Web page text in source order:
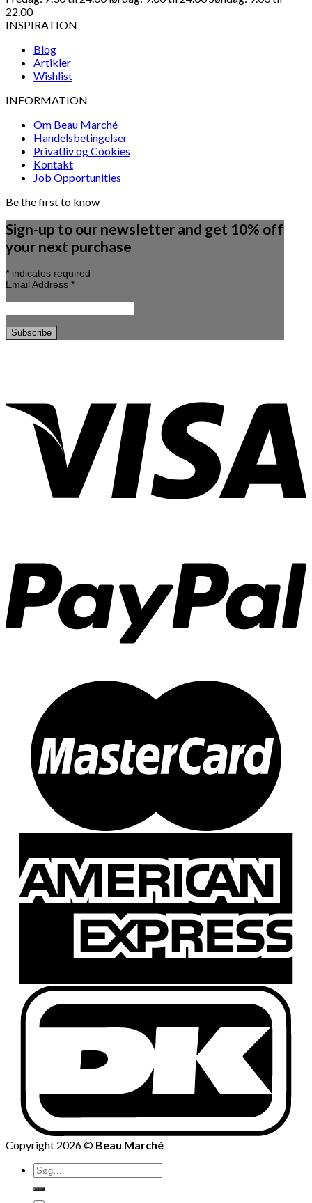
22.00
INSPIRATION
Blog
Artikler
Wishlist
INFORMATION
Om Beau Marché
Handelsbetingelser
Privatliv og Cookies
Kontakt
Job Opportunities
Be the first to know
Sign-up to our newsletter and get 10% off
your next purchase
* indicates required
Email Address *
Copyright 2026 © Beau Marché
Søg
efter: